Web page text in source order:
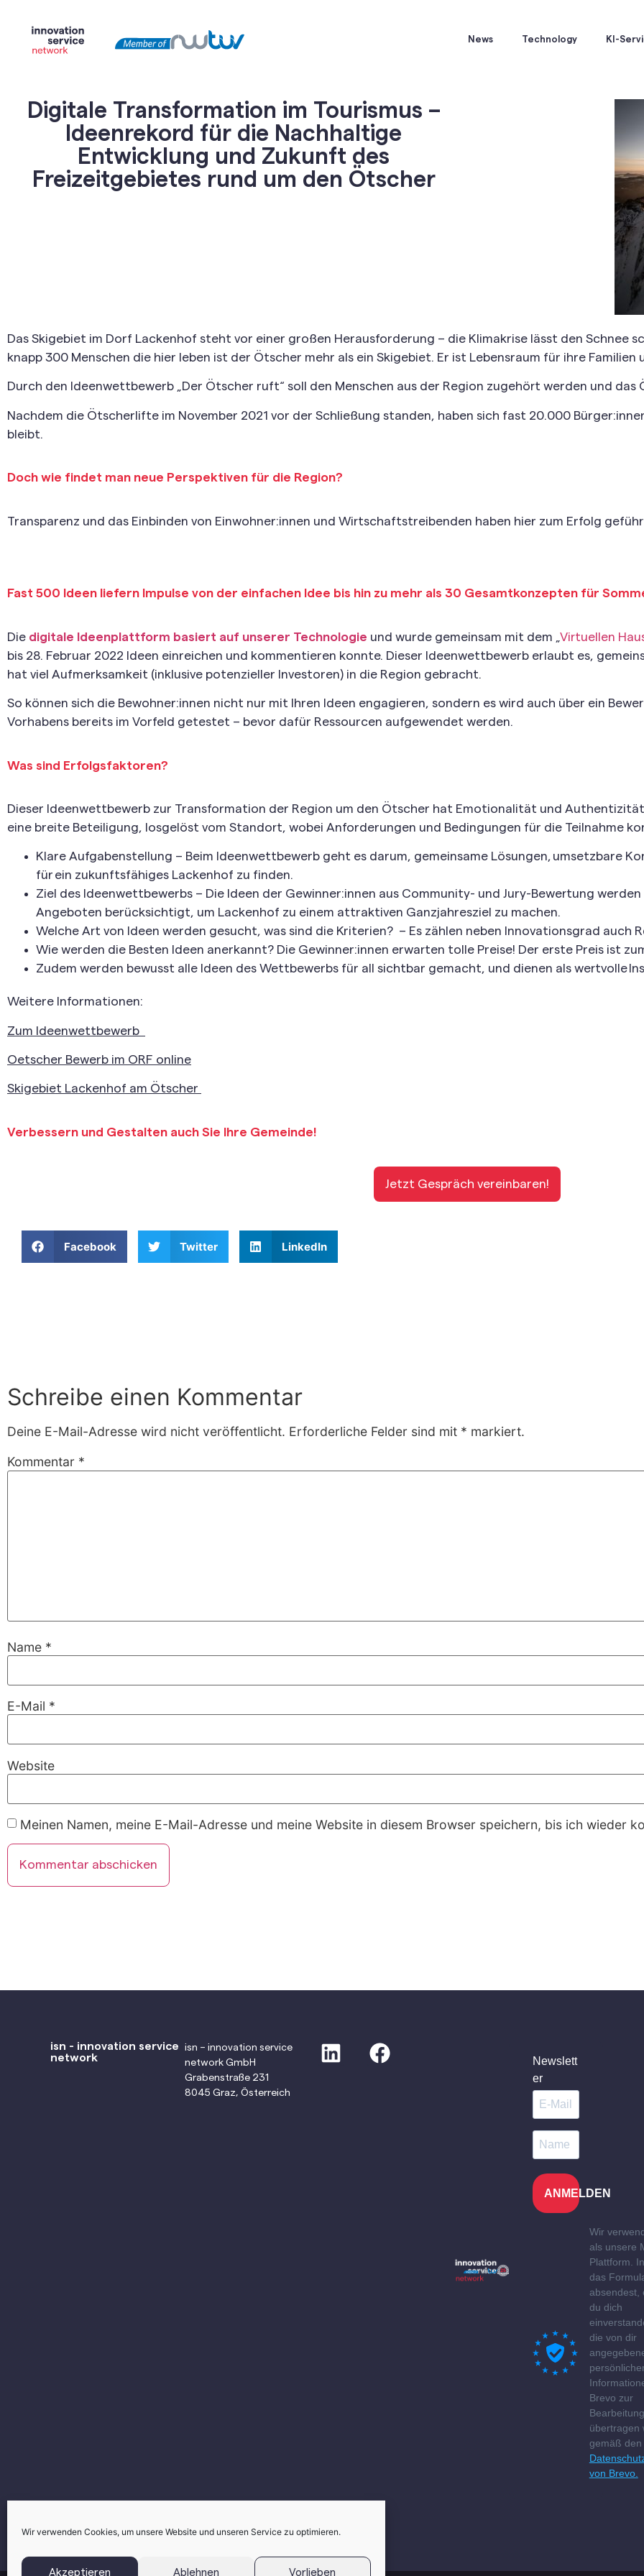
Wir verwenden Cookies, um unsere Website und unseren Service zu optimieren.
Akzeptieren Ablehnen Vorlieben
News Technology KI-
Digitale Transformation im Tourismus –
Ideenrekord für die Nachhaltige
Entwicklung und Zukunft des
Freizeitgebietes rund um den Ötscher
Das Skigebiet im Dorf Lackenhof steht vor einer großen Herausforderung – die Klimakrise lässt den Schnee
knapp 300 Menschen die hier leben ist der Ötscher mehr als ein Skigebiet. Er ist Lebensraum für ihre
Durch den Ideenwettbewerb „Der Ötscher ruft“ soll den Menschen aus der Region zugehört werden und
Nachdem die Ötscherlifte im November 2021 vor der Schließung standen, haben sich fast 20.000
bleibt.
Doch wie findet man neue Perspektiven für die Region?
Transparenz und das Einbinden von Einwohner:innen und Wirtschaftstreibenden haben hier zum Erfolg
Fast 500 Ideen liefern Impulse von der einfachen Idee bis hin zu mehr als 30 Gesamtkonzepten für
Die digitale Ideenplattform basiert auf unserer Technologie und wurde gemeinsam mit dem „ Virtuellen
bis 28. Februar 2022 Ideen einreichen und kommentieren konnte. Dieser Ideenwettbewerb erlaubt es,
hat viel Aufmerksamkeit (inklusive potenzieller Investoren) in die Region gebracht.
So können sich die Bewohner:innen nicht nur mit Ihren Ideen engagieren, sondern es wird auch über ein
Vorhabens bereits im Vorfeld getestet – bevor dafür Ressourcen aufgewendet werden.
Was sind Erfolgsfaktoren?
Dieser Ideenwettbewerb zur Transformation der Region um den Ötscher hat Emotionalität und
eine breite Beteiligung, losgelöst vom Standort, wobei Anforderungen und Bedingungen für die Teilnahme
Klare Aufgabenstellung – Beim Ideenwettbewerb geht es darum, gemeinsame Lösungen, umsetzbare
für ein zukunftsfähiges Lackenhof zu finden.
Ziel des Ideenwettbewerbs – Die Ideen der Gewinner:innen aus Community- und Jury-Bewertung
Angeboten berücksichtigt, um Lackenhof zu einem attraktiven Ganzjahresziel zu machen.
Welche Art von Ideen werden gesucht, was sind die Kriterien? – Es zählen neben Innovationsgrad auch
Wie werden die Besten Ideen anerkannt? Die Gewinner:innen erwarten tolle Preise! Der erste Preis ist
Zudem werden bewusst alle Ideen des Wettbewerbs für all sichtbar gemacht, und dienen als wertvolle
Weitere Informationen:
Zum Ideenwettbewerb
Oetscher Bewerb im ORF online
Skigebiet Lackenhof am Ötscher
Verbessern und Gestalten auch Sie Ihre Gemeinde!
Jetzt Gespräch vereinbaren!
Facebook Twitter LinkedIn
Schreibe einen Kommentar
Deine E-Mail-Adresse wird nicht veröffentlicht. Erforderliche Felder sind mit * markiert.
Kommentar *
Name *
E-Mail *
Website
Meinen Namen, meine E-Mail-Adresse und meine Website in diesem Browser speichern, bis ich wieder
isn - innovation service
network
isn – innovation service
network GmbH
Grabenstraße 231
8045 Graz, Österreich
Newslett
er
ANMELDEN
Wir
als unsere
Plattform.
das
absendest,
du dich
die von dir
Brevo zur
Bearbeitung
übertragen
gemäß den
von Brevo.